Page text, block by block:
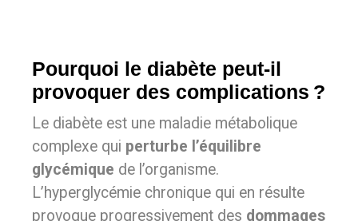
Pourquoi le diabète peut-il
provoquer des complications ?
Le diabète est une maladie métabolique
complexe qui perturbe l’équilibre
glycémique de l’organisme.
L’hyperglycémie chronique qui en résulte
provoque progressivement des dommages